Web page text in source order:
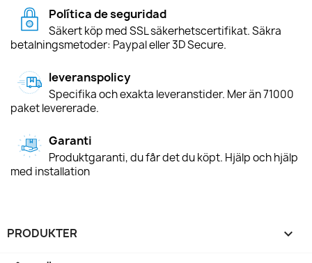
Política de seguridad
Säkert köp med SSL säkerhetscertifikat. Säkra
betalningsmetoder: Paypal eller 3D Secure.
leveranspolicy
Specifika och exakta leveranstider. Mer än 71000
paket levererade.
Garanti
Produktgaranti, du får det du köpt. Hjälp och hjälp
med installation
PRODUKTER 